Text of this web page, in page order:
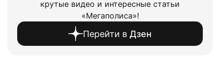
крутые видео и интересные статьи
«Мегаполиса»!
Перейти в Дзен